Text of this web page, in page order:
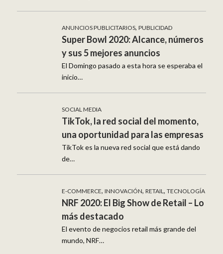
ANUNCIOS PUBLICITARIOS, PUBLICIDAD
Super Bowl 2020: Alcance, números
y sus 5 mejores anuncios
El Domingo pasado a esta hora se esperaba el
inicio…
SOCIAL MEDIA
TikTok, la red social del momento,
una oportunidad para las empresas
TikTok es la nueva red social que está dando
de…
E-COMMERCE, INNOVACIÓN, RETAIL, TECNOLOGÍA
NRF 2020: El Big Show de Retail – Lo
más destacado
El evento de negocios retail más grande del
mundo, NRF…